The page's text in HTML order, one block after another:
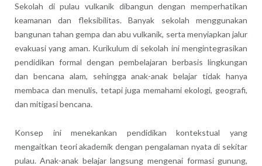
Sekolah di pulau vulkanik dibangun dengan memperhatikan
keamanan dan fleksibilitas. Banyak sekolah menggunakan
bangunan tahan gempa dan abu vulkanik, serta menyiapkan jalur
evakuasi yang aman. Kurikulum di sekolah ini mengintegrasikan
pendidikan formal dengan pembelajaran berbasis lingkungan
dan bencana alam, sehingga anak-anak belajar tidak hanya
membaca dan menulis, tetapi juga memahami ekologi, geografi,
dan mitigasi bencana.
Konsep ini menekankan pendidikan kontekstual yang
mengaitkan teori akademik dengan pengalaman nyata di sekitar
pulau. Anak-anak belajar langsung mengenai formasi gunung,